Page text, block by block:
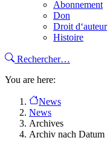
Abonnement
Don
Droit d‘auteur
Histoire
Rechercher…
You are here:
News
News
Archives
Archiv nach Datum